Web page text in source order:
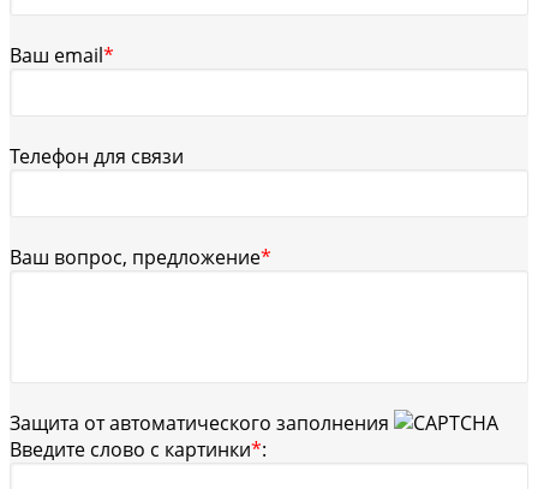
Ваш email*
Телефон для связи
Ваш вопрос, предложение*
Защита от автоматического заполнения
Введите слово с картинки*: